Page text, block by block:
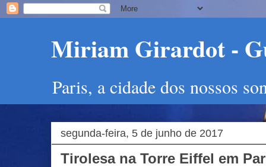
Miriam Girardot -
Paris, a cidade dos nossos
segunda-feira, 5 de junho de 2017
Tirolesa na Torre Eiffel em